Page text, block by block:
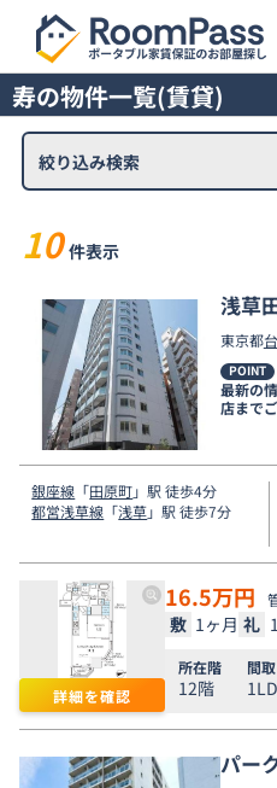
寿の物件一覧(賃貸)
絞り込み検索
10 件表示
浅草
東京都
POINT
最新の
店まで
銀座線 「田原町」駅 徒歩4分
都営浅草線 「浅草」駅 徒歩7分
詳細を確認
16.5万円
敷 1ヶ月 礼
所在階
12階
間
パー